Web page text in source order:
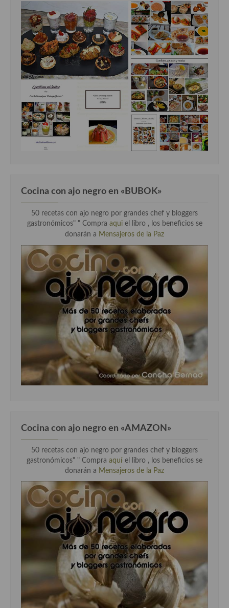
Cocina con ajo negro en «BUBOK»
50 recetas con ajo negro por grandes chef y bloggers
gastronómicos" " Compra aqui el libro , los beneficios se
donarán a Mensajeros de la Paz
Cocina con ajo negro en «AMAZON»
50 recetas con ajo negro por grandes chef y bloggers
gastronómicos" " Compra aquí el libro , los beneficios se
donarán a Mensajeros de la Paz